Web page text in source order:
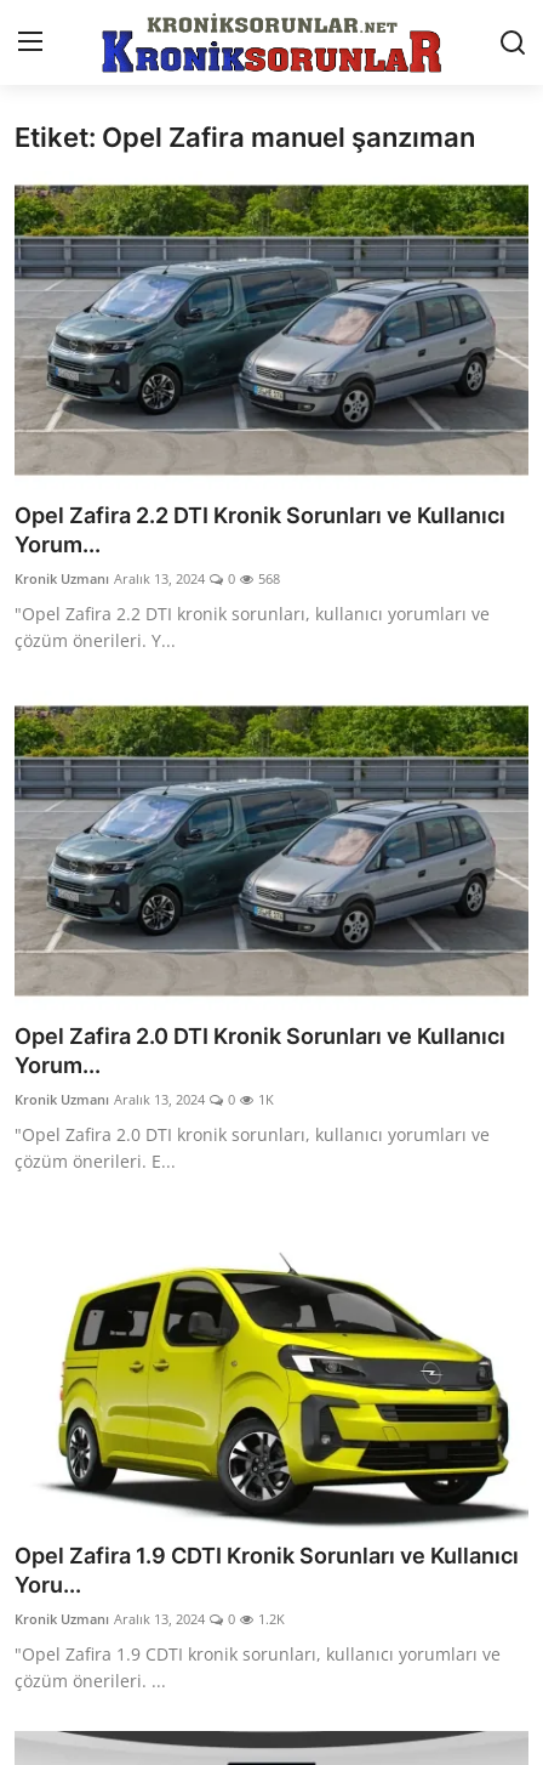
Anasayfa
Markalar
İletişim
Trafik & Cezalar
Sigorta & Kasko
Vergi & ÖTV & MTV
Muayene & Ruhsat
Sorgulamalar
İkinci El & Alım-Satım
Bakım & Arıza Çözümleri
Kiralama & Filo
Sürüş & Güvenlik
Lastik & Jant
Yağlar & Sıvılar
LPG & Yakıt
Klima & Konfor
Şanzıman & Aktarma
Multimedya & Elektronik
Etiket: Opel Zafira manuel şanzıman
Opel Zafira 2.2 DTI Kronik Sorunları ve Kullanıcı
Yorum...
Kronik Uzmanı Aralık 13, 2024 0 568
"Opel Zafira 2.2 DTI kronik sorunları, kullanıcı yorumları ve
çözüm önerileri. Y...
Opel Zafira 2.0 DTI Kronik Sorunları ve Kullanıcı
Yorum...
Kronik Uzmanı Aralık 13, 2024 0 1K
"Opel Zafira 2.0 DTI kronik sorunları, kullanıcı yorumları ve
çözüm önerileri. E...
Opel Zafira 1.9 CDTI Kronik Sorunları ve Kullanıcı
Yoru...
Kronik Uzmanı Aralık 13, 2024 0 1.2K
"Opel Zafira 1.9 CDTI kronik sorunları, kullanıcı yorumları ve
çözüm önerileri. ...